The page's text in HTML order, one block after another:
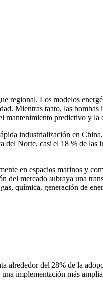
regional. Los modelos
Mientras tanto, las bombas
mantenimiento predictivo y
industrialización en
Norte, casi el 18 % de las
en espacios marinos y
del mercado subraya una
química, generación de
alrededor del 28% de la
implementación más